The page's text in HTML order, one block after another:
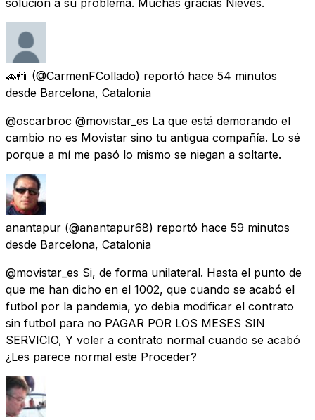
🚗👬 (@CarmenFCollado) reportó hace 54 minutos
desde Barcelona, Catalonia
@oscarbroc @movistar_es La que está demorando el
cambio no es Movistar sino tu antigua compañía. Lo sé
porque a mí me pasó lo mismo se niegan a soltarte.
anantapur (@anantapur68) reportó hace 59 minutos
desde Barcelona, Catalonia
@movistar_es Si, de forma unilateral. Hasta el punto de
que me han dicho en el 1002, que cuando se acabó el
futbol por la pandemia, yo debia modificar el contrato
sin futbol para no PAGAR POR LOS MESES SIN
SERVICIO, Y voler a contrato normal cuando se acabó
¿Les parece normal este Proceder?